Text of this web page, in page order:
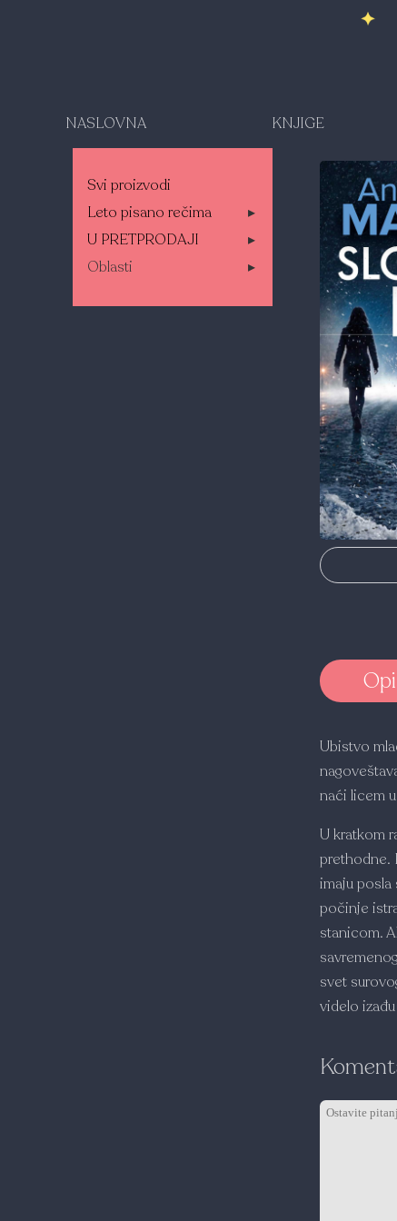
NASLOVNA KNJIGE
Svi proizvodi
Leto pisano rečima
▸
U PRETPRODAJI
▸
Oblasti
▸
Ubistvo
naći licem
U kratkom
prethodne.
imaju
počinje
stanicom.
svet
videlo